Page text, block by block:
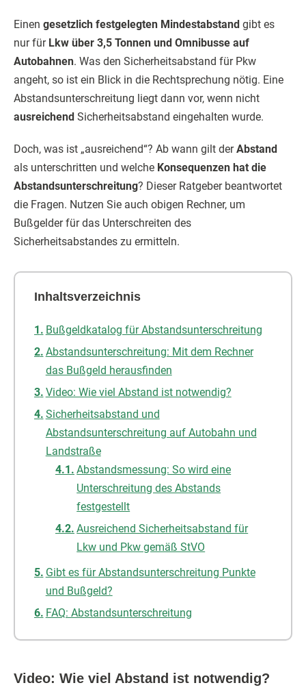
Einen gesetzlich festgelegten Mindestabstand gibt es
nur für Lkw über 3,5 Tonnen und Omnibusse auf
Autobahnen. Was den Sicherheitsabstand für Pkw
angeht, so ist ein Blick in die Rechtsprechung nötig. Eine
Abstandsunterschreitung liegt dann vor, wenn nicht
ausreichend Sicherheitsabstand eingehalten wurde.
Doch, was ist „ausreichend“? Ab wann gilt derAbstand
als unterschritten und welche Konsequenzen hat die
Abstandsunterschreitung? Dieser Ratgeber beantwortet
die Fragen. Nutzen Sie auch obigen Rechner, um
Bußgelder für das Unterschreiten des
Sicherheitsabstandes zu ermitteln.
Inhaltsverzeichnis
Bußgeldkatalog für Abstandsunterschreitung
Abstandsunterschreitung: Mit dem Rechner
das Bußgeld herausfinden
Video: Wie viel Abstand ist notwendig?
Sicherheitsabstand und
Abstandsunterschreitung auf Autobahn und
Landstraße
Abstandsmessung: So wird eine
Unterschreitung des Abstands
festgestellt
Ausreichend Sicherheitsabstand für
Lkw und Pkw gemäß StVO
Gibt es für Abstandsunterschreitung Punkte
und Bußgeld?
FAQ: Abstandsunterschreitung
Video: Wie viel Abstand ist notwendig?